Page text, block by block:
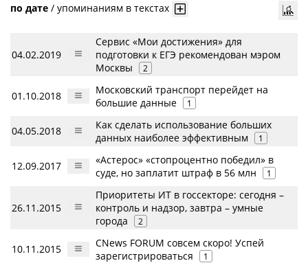
по дате / упоминаниям в текстах
04.02.2019
Сервис «Мои достижения» для
подготовки к ЕГЭ рекомендован мэром
Москвы
2
01.10.2018
Московский транспорт перейдет на
большие данные
1
04.05.2018
Как сделать использование больших
данных наиболее эффективным
1
12.09.2017
«Астерос» «стопроцентно победил» в
суде, но заплатит штраф в 56 млн
1
26.11.2015
Приоритеты ИТ в госсекторе: сегодня –
контроль и надзор, завтра – умные
города
2
10.11.2015
CNews FORUM совсем скоро! Успей
зарегистрироваться
1